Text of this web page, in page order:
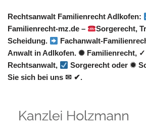
Rechtsanwalt Familienrecht Adlkofen:
Familienrecht-mz.de –
Sorgerecht,
Scheidung.
Fachanwalt-
Anwalt in Adlkofen. ✺ Familienrecht,
Rechtsanwalt,
Sorgerecht oder ✹
Sie sich bei uns ✉ ✔.